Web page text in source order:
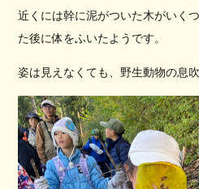
近くには幹に泥がついた木がいく
た後に体をふいたようです。
姿は見えなくても、野生動物の息吹